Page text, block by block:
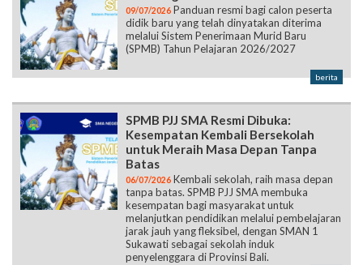
09/07/2026 Panduan resmi bagi calon peserta
didik baru yang telah dinyatakan diterima
melalui Sistem Penerimaan Murid Baru
(SPMB) Tahun Pelajaran 2026/2027
berita
SPMB PJJ SMA Resmi Dibuka:
Kesempatan Kembali Bersekolah
untuk Meraih Masa Depan Tanpa
Batas
06/07/2026 Kembali sekolah, raih masa depan
tanpa batas. SPMB PJJ SMA membuka
kesempatan bagi masyarakat untuk
melanjutkan pendidikan melalui pembelajaran
jarak jauh yang fleksibel, dengan SMAN 1
Sukawati sebagai sekolah induk
penyelenggara di Provinsi Bali.